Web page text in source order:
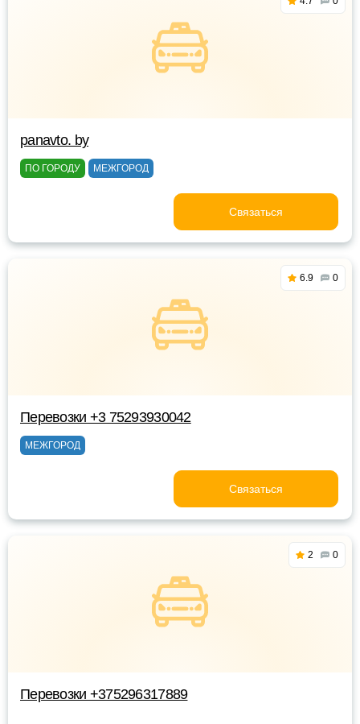
panavto. by
ПО ГОРОДУ МЕЖГОРОД
Связаться
6.9 0
Перевозки +3 75293930042
МЕЖГОРОД
Связаться
2 0
Перевозки +375296317889